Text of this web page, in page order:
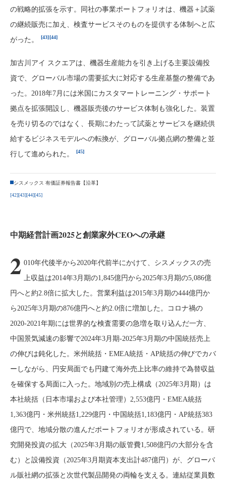
の戦略的拡張を示す。同社の事業ポートフォリオは、機器＋試薬
の継続販売に加え、検査サービスそのものを提供する体制へと広
がった。
[43][44]
加古川アイ スクエアは、機器生産能力を引き上げる主要設備投
資で、グローバル市場の需要拡大に対応する生産基盤の整備であ
った。2018年7月には米国にカスタマートレーニング・サポート
拠点を拡張開設し、機器販売後のサービス体制も強化した。装置
を売り切るのではなく、長期にわたって試薬とサービスを継続供
給するビジネスモデルへの転換が、グローバル拠点網の整備と並
行して進められた。
[45]
シスメックス 有価証券報告書【沿革】
[42][43][44][45]
中期経営計画2025と創業家外CEOへの承継
2 010年代後半から2020年代前半にかけて、シスメックスの売
上収益は2014年3月期の1,845億円から2025年3月期の5,086億
円へと約2.8倍に拡大した。営業利益は2015年3月期の444億円か
ら2025年3月期の876億円へと約2.0倍に増加した。コロナ禍の
2020-2021年期には世界的な検査需要の急増を取り込んだ一方、
中国景気減速の影響で2024年3月期-2025年3月期の中国統括売上
の伸びは鈍化した。米州統括・EMEA統括・AP統括の伸びでカバ
ーしながら、円安局面でも円建て海外売上比率の維持で為替収益
を確保する局面に入った。地域別の売上構成（2025年3月期）は
本社統括（日本市場および本社管理）2,553億円・EMEA統括
1,363億円・米州統括1,229億円・中国統括1,183億円・AP統括383
億円で、地域分散の進んだポートフォリオが形成されている。研
究開発投資の拡大（2025年3月期の販管費1,508億円の大部分を含
む）と設備投資（2025年3月期資本支出計487億円）が、グローバ
ル販社網の拡張と次世代製品開発の両輪を支える。連結従業員数